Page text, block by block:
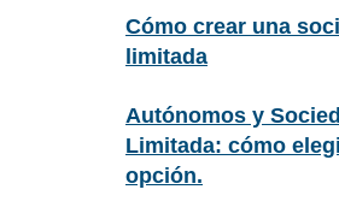
Cómo crear una
limitada
Autónomos y
Limitada: cómo
opción.